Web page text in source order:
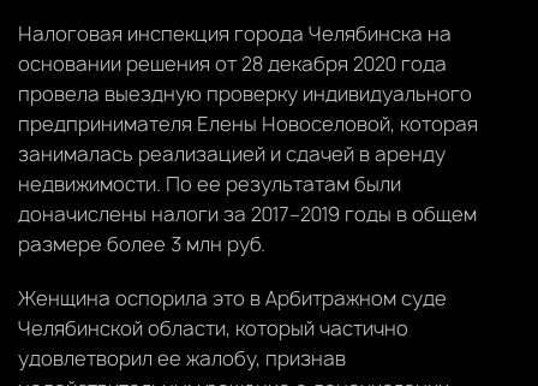
Налоговая инспекция города Челябинска на
основании решения от 28 декабря 2020 года
провела выездную проверку индивидуального
предпринимателя Елены Новоселовой, которая
занималась реализацией и сдачей в аренду
недвижимости. По ее результатам были
доначислены налоги за 2017–2019 годы в общем
размере более 3 млн руб.
Женщина оспорила это в Арбитражном суде
Челябинской области, который частично
удовлетворил ее жалобу, признав